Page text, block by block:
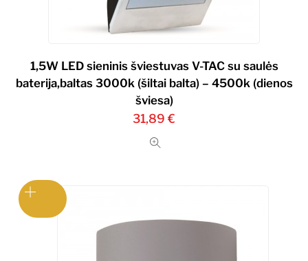
1,5W LED sieninis šviestuvas V-TAC su saulės
baterija,baltas 3000k (šiltai balta) – 4500k (dienos
šviesa)
31,89 €